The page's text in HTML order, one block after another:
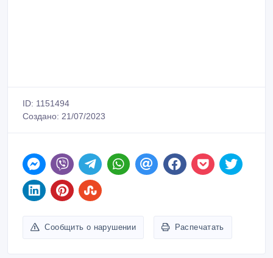
ID: 1151494
Создано: 21/07/2023
Сообщить о нарушении Распечатать